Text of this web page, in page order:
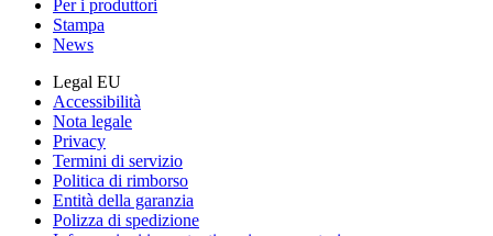
Per i produttori
Stampa
News
Legal EU
Accessibilità
Nota legale
Privacy
Termini di servizio
Politica di rimborso
Entità della garanzia
Polizza di spedizione